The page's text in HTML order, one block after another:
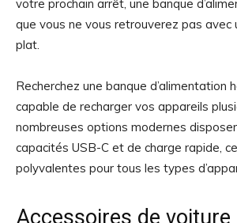
votre prochain arrêt, une banque
que vous ne vous retrouverez pas avec
plat.
Recherchez une banque d’alimentation
capable de recharger vos appareils
nombreuses options modernes
capacités USB-C et de charge rapide,
polyvalentes pour tous les types
Accessoires de voiture